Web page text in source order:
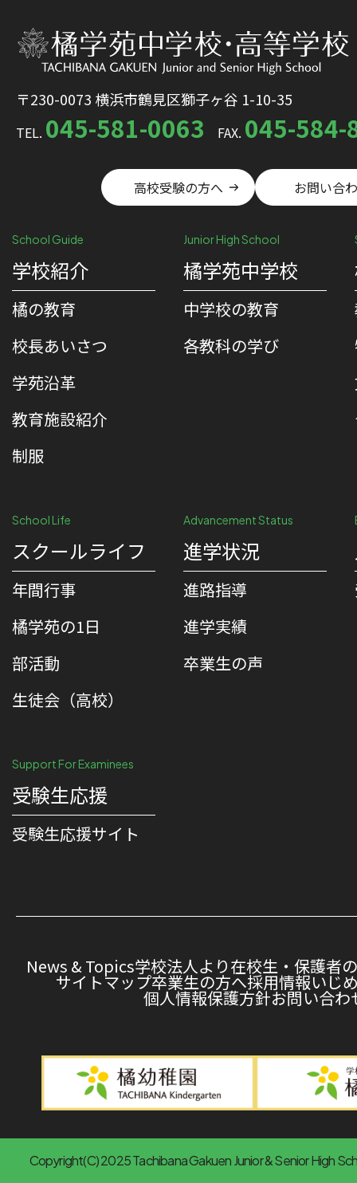
〒230-0073 横浜市鶴見区獅子ヶ谷 1-10-35
TEL. 045-581-0063 FAX. 045-584-
高校受験の方へ お問い合
School Guide
学校紹介
橘の教育
校⻑あいさつ
学苑沿革
教育施設紹介
制服
Junior High School
橘学苑中学校
中学校の教育
各教科の学び
School Life
スクールライフ
年間行事
橘学苑の1⽇
部活動
生徒会（高校）
Advancement Status
進学状況
進路指導
進学実績
卒業生の声
Support For Examinees
受験生応援
受験⽣応援サイト
News & Topics学校法人より在校生・保護者
サイトマップ卒業生の方へ採用情報いじ
個人情報保護方針お問い合わ
Copyright(C) 2025 Tachibana Gakuen Junior & Senior High